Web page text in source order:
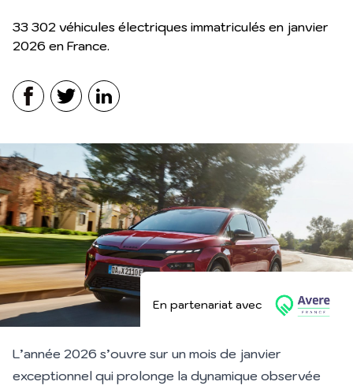
33 302 véhicules électriques immatriculés en janvier
2026 en France.
FacebookTwitterLinkedIn
En partenariat avec
Avere
L’année 2026 s’ouvre sur un mois de janvier
exceptionnel qui prolonge la dynamique observée